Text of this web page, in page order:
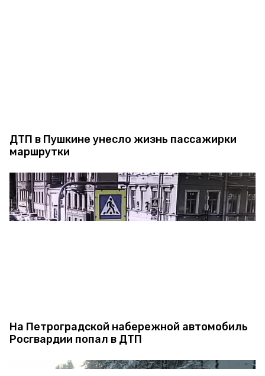
ДТП в Пушкине унесло жизнь пассажирки
маршрутки
На Петроградской набережной автомобиль
Росгвардии попал в ДТП